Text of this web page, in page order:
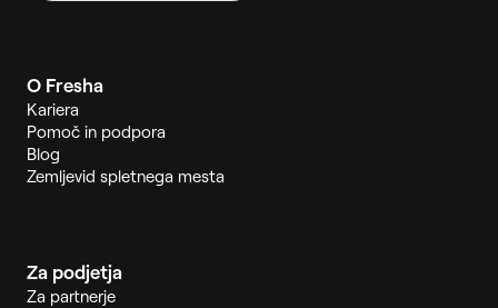
O Fresha
Kariera
Pomoč in podpora
Blog
Zemljevid spletnega mesta
Za podjetja
Za partnerje